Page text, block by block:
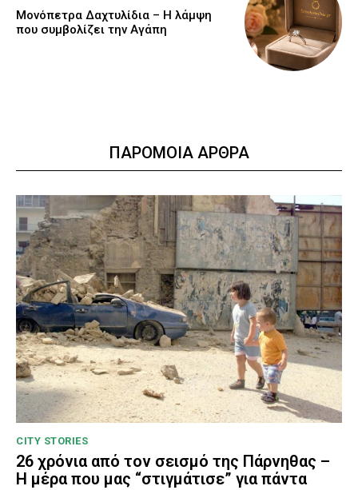
Μονόπετρα Δαχτυλίδια – Η λάμψη
που συμβολίζει την Αγάπη
ΠΑΡΟΜΟΙΑ ΑΡΘΡΑ
CITY STORIES
26 χρόνια από τον σεισμό της Πάρνηθας –
Η μέρα που μας “στιγμάτισε” για πάντα